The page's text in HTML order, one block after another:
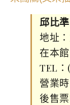
邱比
地址
在本
TEL：
營業
後售